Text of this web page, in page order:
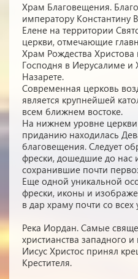
Храм Благовещения.
императору Константину
Елене на территории
церкви, отмечающие
Храм Рождества
Господня в Иерусалиме
Назарете.
Современная церковь
является крупнейшей
всем ближнем востоке.
На нижнем уровне церкви
приданию находилась
благовещения. Следует
фрески, дошедшие до нас
сохранившие почти
Еще одной уникальной
фрески, иконы и
в дар храму почти со всех
Река Иордан. Самые
христианства западного
Иисус Христос принял
Крестителя.